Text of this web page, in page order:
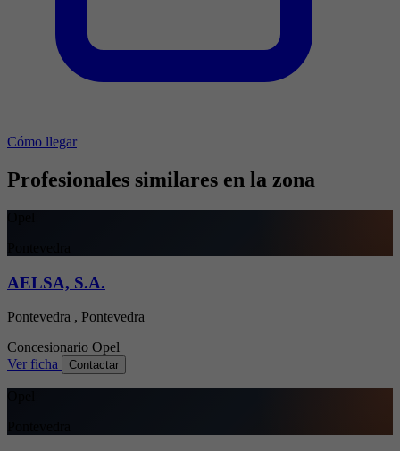
Cómo llegar
Profesionales similares en la zona
AELSA, S.A.
Pontevedra , Pontevedra
Concesionario Opel
Ver ficha
Contactar